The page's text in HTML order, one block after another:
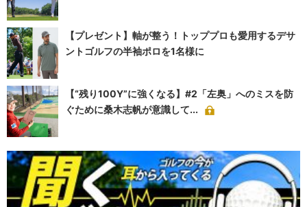
【プレゼント】軸が整う！トッププロも愛用するデサ
ントゴルフの半袖ポロを1名様に
【“残り100Y”に強くなる】#2「左奥」へのミスを防
ぐために桑木志帆が意識して...